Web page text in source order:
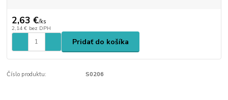
2,63 €/ks
2,14 € bez DPH
Pridať do košíka
Číslo produktu: S0206